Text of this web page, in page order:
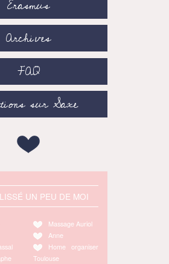
Erasmus
Archives
FAQ
sur Saxe
UN PEU DE MOI
Massage Auriol
Anne
Home organiser
Toulouse